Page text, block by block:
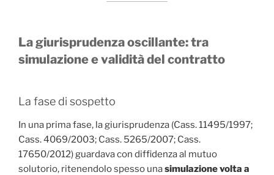
La giurisprudenza oscillante: tra
simulazione e validità del contratto
La fase di sospetto
In una prima fase, la giurisprudenza (Cass. 11495/1997;
Cass. 4069/2003; Cass. 5265/2007; Cass.
17650/2012) guardava con diffidenza al mutuo
solutorio, ritenendolo spesso unasimulazione volta a